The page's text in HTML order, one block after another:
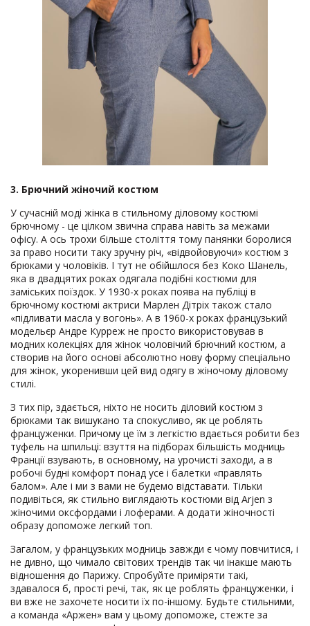
3. Брючний жіночий костюм
У сучасній моді жінка в стильному діловому костюмі
брючному - це цілком звична справа навіть за межами
офісу. А ось трохи більше століття тому панянки боролися
за право носити таку зручну річ, «відвойовуючи» костюм з
брюками у чоловіків. І тут не обійшлося без Коко Шанель,
яка в двадцятих роках одягала подібні костюми для
заміських поїздок. У 1930-х роках поява на публіці в
брючному костюмі актриси Марлен Дітріх також стало
«підливати масла у вогонь». А в 1960-х роках французький
модельєр Андре Курреж не просто використовував в
модних колекціях для жінок чоловічий брючний костюм, а
створив на його основі абсолютно нову форму спеціально
для жінок, укоренивши цей вид одягу в жіночому діловому
стилі.
З тих пір, здається, ніхто не носить діловий костюм з
брюками так вишукано та спокусливо, як це роблять
француженки. Причому це їм з легкістю вдається робити без
туфель на шпильці: взуття на підборах більшість модниць
Франції взувають, в основному, на урочисті заходи, а в
робочі будні комфорт понад усе і балетки «правлять
балом». Але і ми з вами не будемо відставати. Тільки
подивіться, як стильно виглядають костюми від Arjen з
жіночими оксфордами і лоферами. А додати жіночності
образу допоможе легкий топ.
Загалом, у французьких модниць завжди є чому повчитися, і
не дивно, що чимало світових трендів так чи інакше мають
відношення до Парижу. Спробуйте приміряти такі,
здавалося б, прості речі, так, як це роблять француженки, і
ви вже не захочете носити їх по-іншому. Будьте стильними,
а команда «Аржен» вам у цьому допоможе, стежте за